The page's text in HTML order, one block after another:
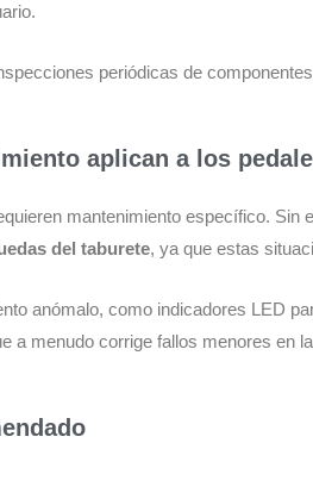
periódicas de
aplican a los
mantenimiento específico. Sin
del taburete, ya que estas
anómalo, como indicadores LED
a menudo corrige fallos menores en